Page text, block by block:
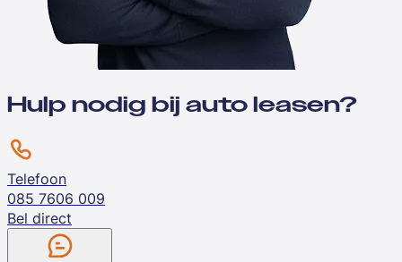
Hulp nodig bij auto leasen?
Telefoon
085 7606 009
Bel direct